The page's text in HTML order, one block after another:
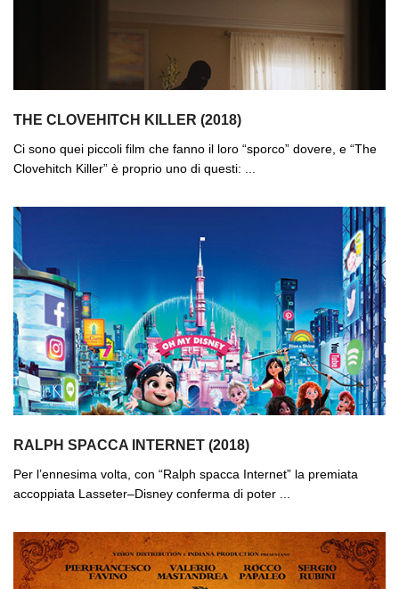
THE CLOVEHITCH KILLER (2018)
Ci sono quei piccoli film che fanno il loro “sporco” dovere, e “The
Clovehitch Killer” è proprio uno di questi: ...
RALPH SPACCA INTERNET (2018)
Per l’ennesima volta, con “Ralph spacca Internet” la premiata
accoppiata Lasseter–Disney conferma di poter ...